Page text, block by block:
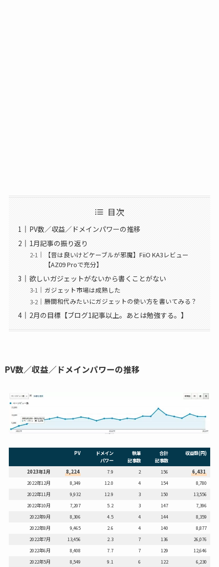
目次
PV数／収益／ドメインパワーの推移
1月記事の振り返り
【音は良いけどケーブルが邪魔】FiiO KA3レビュー
【AZ09 Proで充分】
欲しいガジェットがないから書くことがない
ガジェット市場は成熟した
勝間和代みたいにガジェットの使い方を書いてみる？
2月の目標【ブログ1記事以上。あとは勉強する。】
PV数／収益／ドメインパワーの推移
PV
ドメイン
パワー
執筆
記事数
合計
記事数
収益額(円)
2023年1月 8,224 7.9 2 156
6,431
2022年12月
8,349 12.0 4 154
8,780
2022年11月
9,932 12.9 3 150
13,556
2022年10月
7,207 5.2 3 147
7,396
2022年9月
8,306 4.5 4 144
8,359
2022年8月
9,465 2.6 4 140
8,877
2022年7月
13,456 2.3 7 136
26,076
2022年6月
8,408 7.7 7 129
12,646
2022年5月
8,549 9.1 6 122
6,230